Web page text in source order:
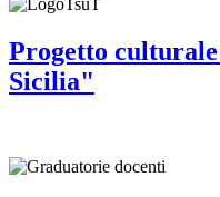
Progetto
Sicilia"